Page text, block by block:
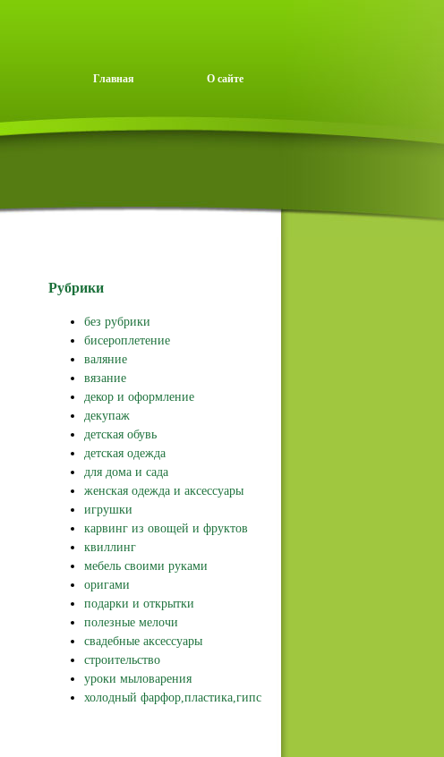
Главная О сайте
Рубрики
без рубрики
бисероплетение
валяние
вязание
декор и оформление
декупаж
детская обувь
детская одежда
для дома и сада
женская одежда и аксессуары
игрушки
карвинг из овощей и фруктов
квиллинг
мебель своими руками
оригами
подарки и открытки
полезные мелочи
свадебные аксессуары
строительство
уроки мыловарения
холодный фарфор,пластика,гипс